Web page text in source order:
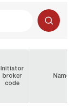
Initiator
broker
code
Name